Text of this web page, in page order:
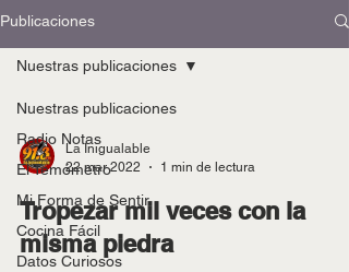
Publicaciones
Nuestras publicaciones
Radio Notas
El Temómetro
Mi Forma de Sentir
Cocina Fácil
Datos Curiosos
Nuestras publicaciones
La Inigualable
22 mar 2022
1 min de lectura
Tropezar mil veces con la
misma piedra